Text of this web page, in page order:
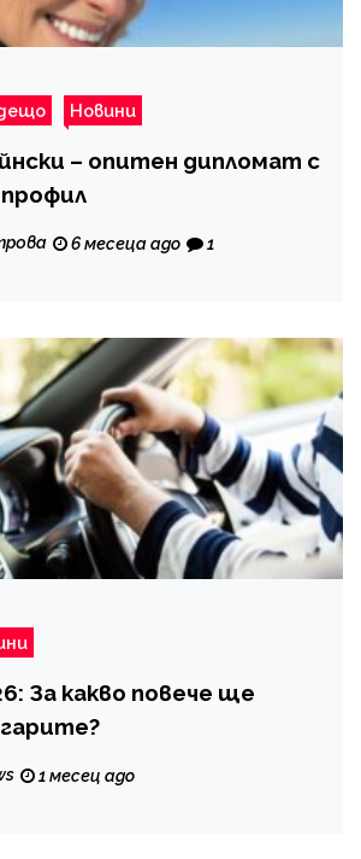
Новини
– опитен дипломат с
6 месеца ago 1
За какво повече ще
1 месец ago